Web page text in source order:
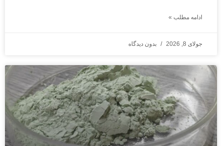
ادامه مطلب »
جولای 8, 2026 بدون دیدگاه